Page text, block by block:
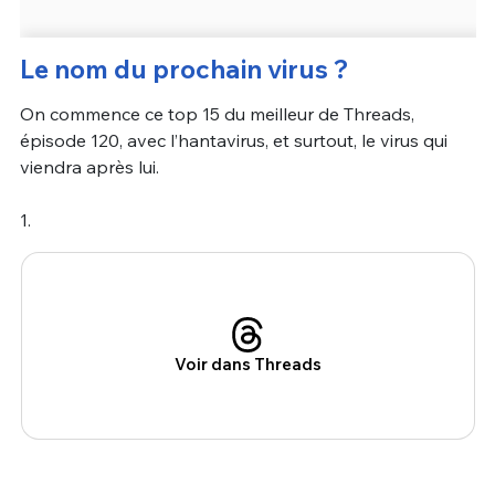
Le nom du prochain virus ?
On commence ce top 15 du meilleur de Threads,
épisode 120, avec l’hantavirus, et surtout, le virus qui
viendra après lui.
1.
Voir dans Threads